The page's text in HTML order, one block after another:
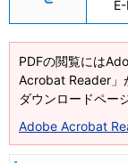
E-
PDFの閲覧には
Acrobat Reader」
ダウンロードペー
Adobe Acrobat